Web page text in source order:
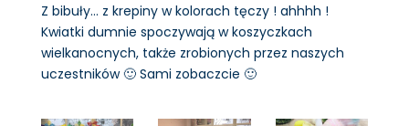
Z bibuły… z krepiny w kolorach tęczy ! ahhhh !
Kwiatki dumnie spoczywają w koszyczkach
wielkanocnych, także zrobionych przez naszych
uczestników 🙂 Sami zobaczcie 🙂